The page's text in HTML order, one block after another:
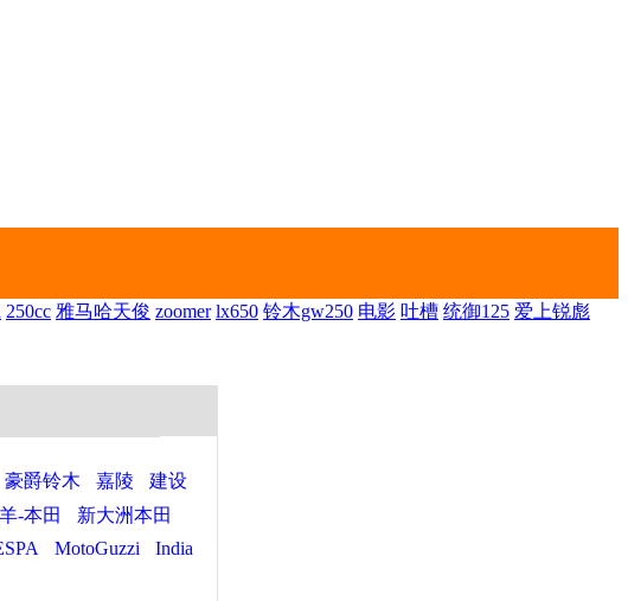
250cc 雅马哈天俊 zoomer lx650 铃木gw250 电影 吐槽 统御125 爱上锐彪
豪爵铃木 嘉陵
建设
-本田
新大洲本田
MotoGuzzi
India